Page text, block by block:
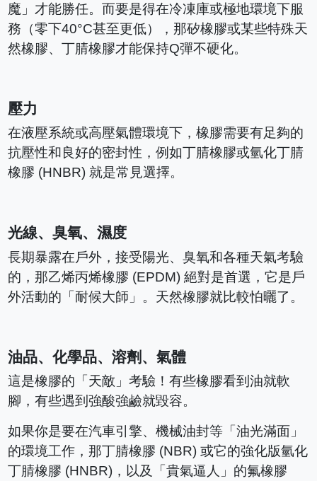
魔」才能勝任。而要是得在冷凍庫或極地環境下服
務（零下40°C甚至更低），那矽橡膠或某些特殊天
然橡膠、丁腈橡膠才能保持Q彈不硬化。
壓力
在液壓系統或高壓氣體環境下，橡膠需要有足夠的
抗壓性和良好的密封性，例如丁腈橡膠或氫化丁腈
橡膠 (HNBR) 就是常見選擇。
光線、臭氧、濕度
長期暴露在戶外，接受陽光、臭氧和各種天氣考驗
的，那乙烯丙烯橡膠 (EPDM) 絕對是首選，它是戶
外活動的「耐候大師」。天然橡膠就比較怕曬了。
油品、化學品、溶劑、氣體
這是橡膠的「天敵」考驗！有些橡膠看到油就軟
腳，有些遇到強酸強鹼就毀容。
如果你是要在汽車引擎、機械油封等「油光滿面」
的環境工作，那丁腈橡膠 (NBR) 或它的強化版氫化
丁腈橡膠 (HNBR)，以及「貴氣逼人」的氟橡膠